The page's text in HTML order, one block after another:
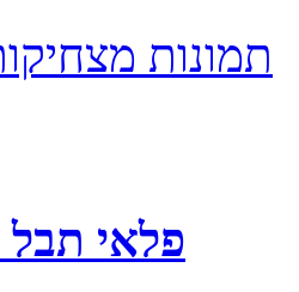
תמונות
פלאי תבל